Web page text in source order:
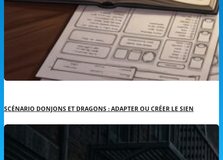
SCÉNARIO DONJONS ET DRAGONS : ADAPTER OU CRÉER LE SIEN